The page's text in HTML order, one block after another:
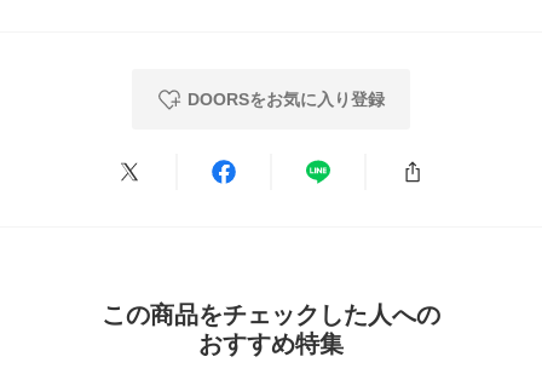
DOORSをお気に入り登録
この商品をチェックした人への
おすすめ特集